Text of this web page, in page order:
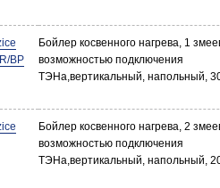
BP
Бойлер косвенного нагрева, 1
возможностью подключения
ТЭНа,вертикальный, напольный,
Бойлер косвенного нагрева, 2
возможностью подключения
ТЭНа,вертикальный, напольный,